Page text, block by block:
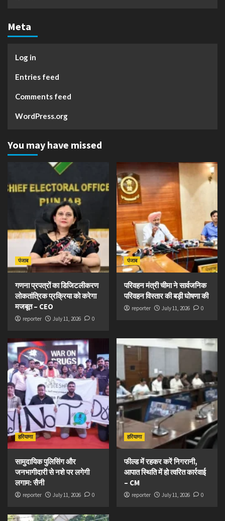
Meta
Log in
Entries feed
Comments feed
WordPress.org
You may have missed
पंजाब
गणना प्रपत्रों का डिजिटलीकरण
लोकतांत्रिक प्रक्रिया को करेगा
मजबूत – CEO
reporter July 11, 2026 0
पंजाब
परिवहन मंत्री चीमा ने सार्वजनिक
परिवहन विस्तार की बड़ी घोषणा की
reporter July 11, 2026 0
हरियाणा
सामुदायिक पुलिसिंग और
जनभागीदारी से नशे पर लगेगी
लगाम: सैनी
reporter July 11, 2026 0
हरियाणा
फील्ड में रहकर करें निगरानी,
आपात स्थिति में हो त्वरित कार्रवाई
– CM
reporter July 11, 2026 0